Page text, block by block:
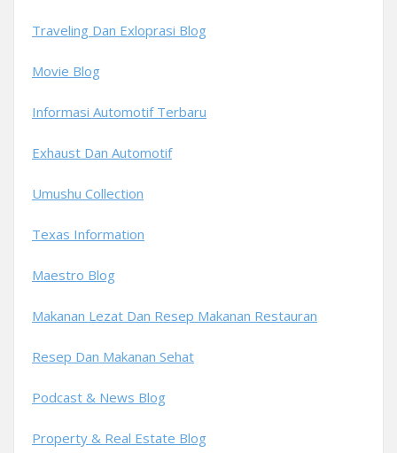
Traveling Dan Exloprasi Blog
Movie Blog
Informasi Automotif Terbaru
Exhaust Dan Automotif
Umushu Collection
Texas Information
Maestro Blog
Makanan Lezat Dan Resep Makanan Restauran
Resep Dan Makanan Sehat
Podcast & News Blog
Property & Real Estate Blog